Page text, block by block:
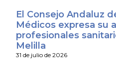
El Consejo Andaluz
Médicos expresa su
profesionales
Melilla
31 de julio de 2026